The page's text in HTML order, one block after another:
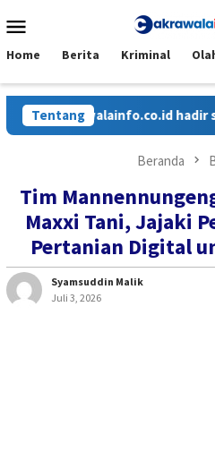
ke
Mobile
Home Berita Kriminal
Tentang hadir sebagai
Beranda
Tim
Maxxi Tani, Jajaki
Pertanian Digital
Syamsuddin Malik
Juli 3, 2026